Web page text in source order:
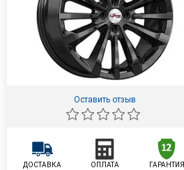
Оставить отзыв
ДОСТАВКА
ОПЛАТА
ГАРАНТИЯ